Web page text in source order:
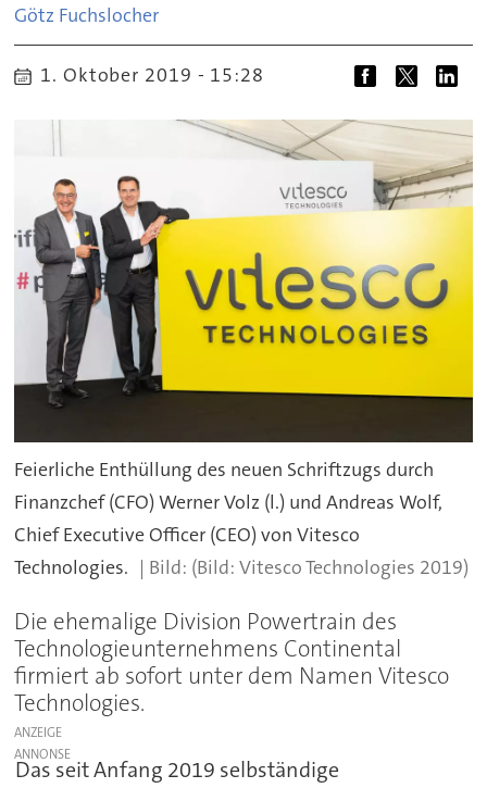
Götz Fuchslocher
1. Oktober 2019 - 15:28
Feierliche Enthüllung des neuen Schriftzugs durch
Finanzchef (CFO) Werner Volz (l.) und Andreas Wolf,
Chief Executive Officer (CEO) von Vitesco
Technologies.
(Bild: Vitesco Technologies 2019)
Die ehemalige Division Powertrain des
Technologieunternehmens Continental
firmiert ab sofort unter dem Namen Vitesco
Technologies.
ANZEIGE
Das seit Anfang 2019 selbständige